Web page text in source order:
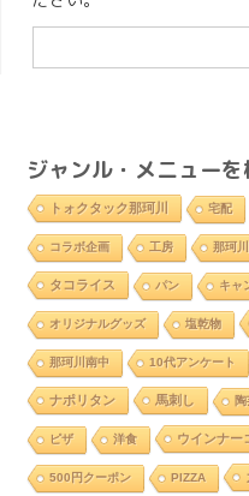
ジャンル・メニューを
トォクタック那珂川 宅配
コラボ企画 工房 那珂
タコライス パン キャ
オリジナルグッズ 塩乾物
那珂川南中 10代アンケート
ナポリタン 馬刺し
ピザ 洋食 ウインナー
500円クーポン PIZZA